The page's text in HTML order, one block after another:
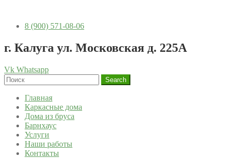
8 (900) 571-08-06
г. Калуга ул. Московская д. 225А
Vk Whatsapp
Search
Главная
Каркасные дома
Дома из бруса
Барнхаус
Услуги
Наши работы
Контакты